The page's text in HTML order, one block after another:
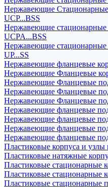
Нержавеющие
UCP...BSS
Нержавеющие
UCPA...BSS
Нержавеющие
UP...SS
Нержавеющие фланцевые
Нержавеющие Фланцевые
Нержавеющие Фланцевые
Нержавеющие Фланцевые
Нержавеющие Фланцевые
Нержавеющие фланцевые
Нержавеющие фланцевые
Нержавеющие фланцевые
Нержавеющие фланцевые
Пластиковые корпуса и узлы
Пластиковые натяжные
Пластиковые стационарные
Пластиковые стационарные
Пластиковые стационарные